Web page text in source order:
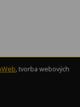
, tvorba webových